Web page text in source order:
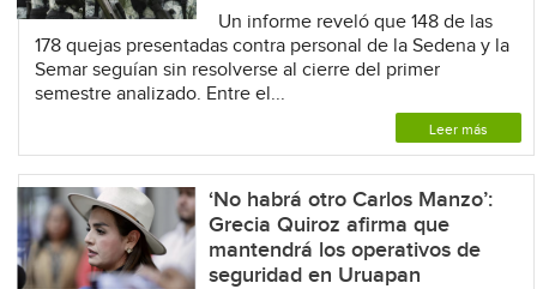
Un informe reveló que 148 de las
178 quejas presentadas contra personal de la Sedena y la
Semar seguían sin resolverse al cierre del primer
semestre analizado. Entre el...
Leer más
‘No habrá otro Carlos Manzo’:
Grecia Quiroz afirma que
mantendrá los operativos de
seguridad en Uruapan